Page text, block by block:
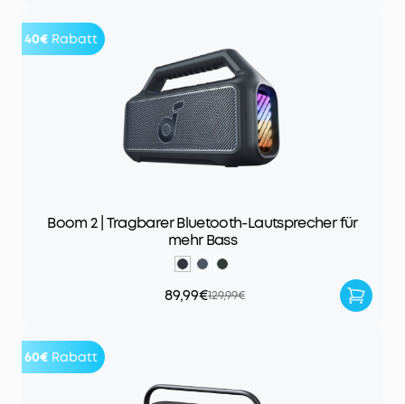
40€ Rabatt
Boom 2 | Tragbarer Bluetooth-Lautsprecher für
mehr Bass
89,99€129,99€
60€ Rabatt